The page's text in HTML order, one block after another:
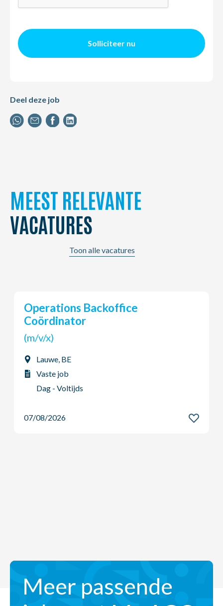
Solliciteer nu
Deel deze job
MEEST RELEVANTE
VACATURES
Toon alle vacatures
Young Potential Planner
(m/v/x)
Ardooie, BE
Vaste job
Dag - Voltijds
Meer passende